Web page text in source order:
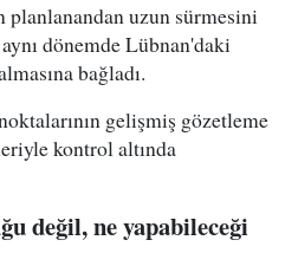
planlanandan uzun sürmesini
dönemde Lübnan'daki
bağladı.
gelişmiş gözetleme
kontrol altında
değil, ne yapabileceği